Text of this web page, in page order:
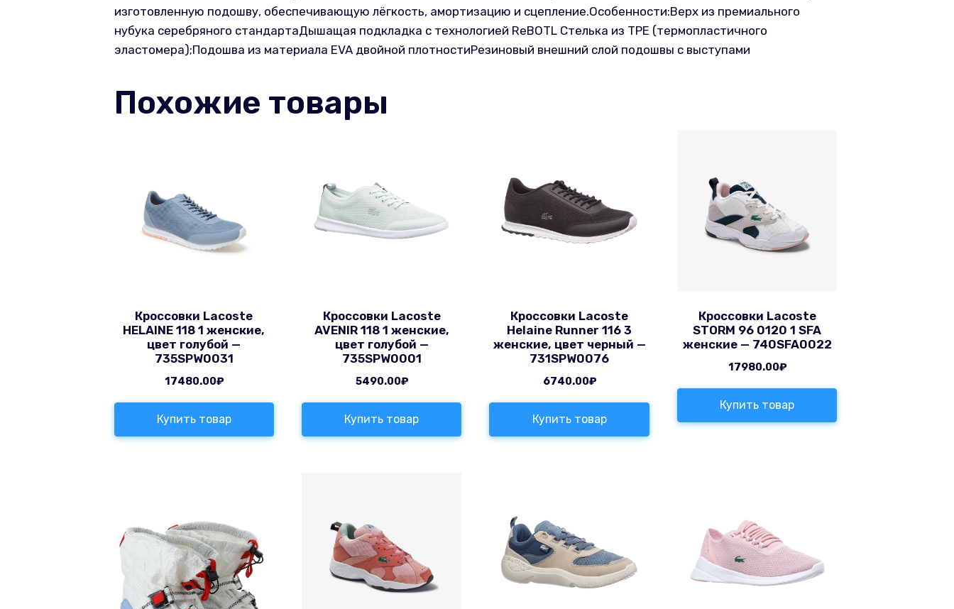
изготовленную подошву, обеспечивающую лёгкость, амортизацию и сцепление.Особенности:Верх из премиального
нубука серебряного стандартаДышащая подкладка с технологией ReBOTL Стелька из TPE (термопластичного
эластомера);Подошва из материала EVA двойной плотностиРезиновый внешний слой подошвы с выступами
Похожие товары
Кроссовки Lacoste
HELAINE 118 1 женские,
цвет голубой —
735SPW0031
17480.00₽
Купить товар
Кроссовки Lacoste
AVENIR 118 1 женские,
цвет голубой —
735SPW0001
5490.00₽
Купить товар
Кроссовки Lacoste
Helaine Runner 116 3
женские, цвет черный —
731SPW0076
6740.00₽
Купить товар
Кроссовки Lacoste
STORM 96 0120 1 SFA
женские — 740SFA0022
17980.00₽
Купить товар